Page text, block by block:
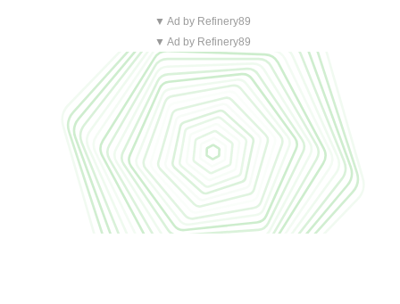
▼ Ad by Refinery89
▼ Ad by Refinery89